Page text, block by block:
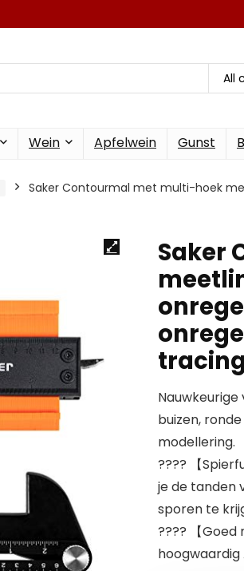
All
Wein Apfelwein Gunst
Saker Contourmal met multi-hoek
Saker
tracing
buizen,
modellering.
???? 【
je de tanden
sporen te
???? 【
hoogwaardig